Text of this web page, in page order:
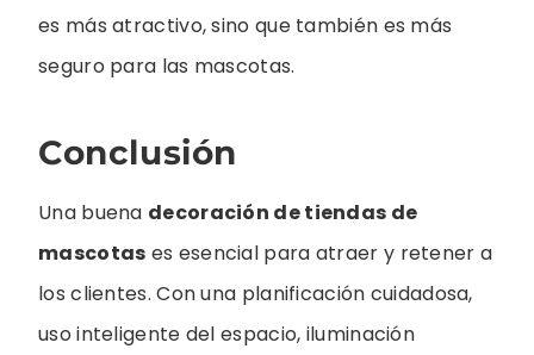
es más atractivo, sino que también es más
seguro para las mascotas.
Conclusión
Una buena decoración de tiendas de
mascotas es esencial para atraer y retener a
los clientes. Con una planificación cuidadosa,
uso inteligente del espacio, iluminación